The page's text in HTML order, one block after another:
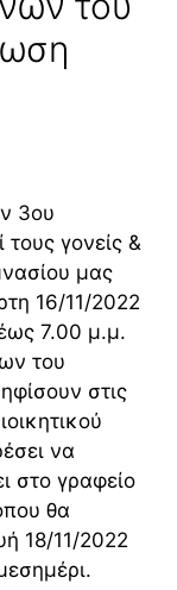
3ου
γονείς &
μας
16/11/2022
7.00 μ.μ.
του
στις
να
στο γραφείο
θα
18/11/2022